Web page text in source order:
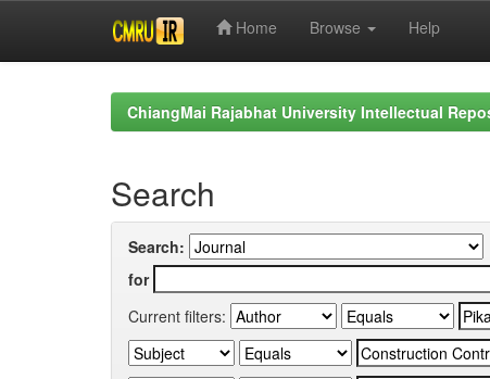
Home Browse Help
ChiangMai Rajabhat University Intellectual
Search
Search:
for
Current filters: